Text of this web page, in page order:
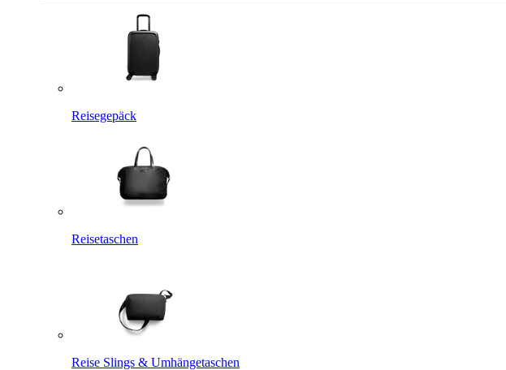
Reisegepäck
Reisetaschen
Reise Slings & Umhängetaschen